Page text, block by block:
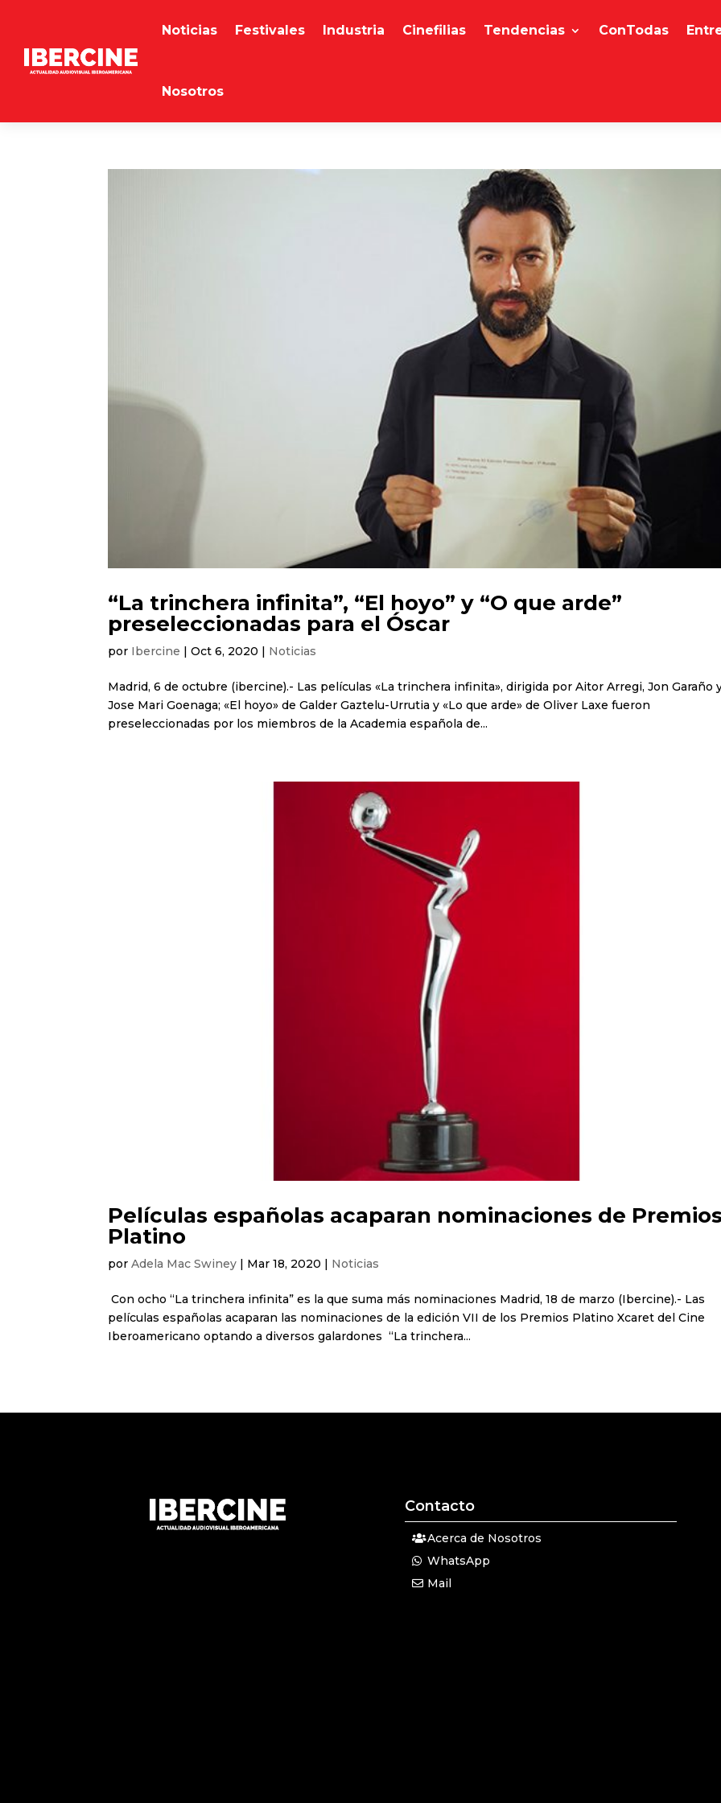
Noticias Festivales Industria Cinefilias Tendencias ConTodas
Nosotros
“La trinchera infinita”, “El hoyo” y “O que arde”
preseleccionadas para el Óscar
por Ibercine |Oct 6, 2020 | Noticias
Madrid, 6 de octubre (ibercine).- Las películas «La trinchera infinita», dirigida por Aitor Arregi, Jon Garaño
Jose Mari Goenaga; «El hoyo» de Galder Gaztelu-Urrutia y «Lo que arde» de Oliver Laxe fueron
preseleccionadas por los miembros de la Academia española de...
Películas españolas acaparan nominaciones de
Platino
porAdela Mac Swiney | Mar 18, 2020 | Noticias
Con ocho “La trinchera infinita” es la que suma más nominaciones Madrid, 18 de marzo (Ibercine).- Las
películas españolas acaparan las nominaciones de la edición VII de los Premios Platino Xcaret del Cine
Iberoamericano optando a diversos galardones “La trinchera...
Contacto
Acerca de Nosotros
WhatsApp
Mail